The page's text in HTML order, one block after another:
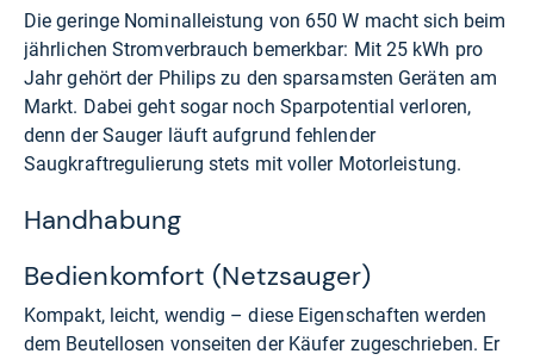
Die geringe Nominalleistung von 650 W macht sich beim
jährlichen Stromverbrauch bemerkbar: Mit 25 kWh pro
Jahr gehört der Philips zu den sparsamsten Geräten am
Markt. Dabei geht sogar noch Sparpotential verloren,
denn der Sauger läuft aufgrund fehlender
Saugkraftregulierung stets mit voller Motorleistung.
Handhabung
Bedienkomfort (Netzsauger)
Kompakt, leicht, wendig – diese Eigenschaften werden
dem Beutellosen vonseiten der Käufer zugeschrieben. Er